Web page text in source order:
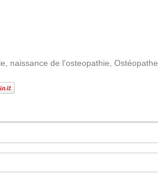
naissance de l'osteopathie Ostéopathe